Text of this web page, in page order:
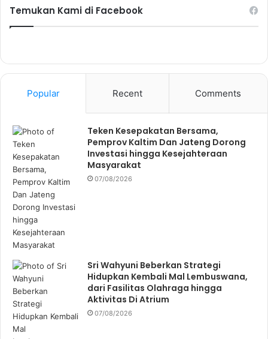
Temukan Kami di Facebook
Popular Recent Comments
Teken Kesepakatan Bersama,
Pemprov Kaltim Dan Jateng Dorong
Investasi hingga Kesejahteraan
Masyarakat
07/08/2026
Sri Wahyuni Beberkan Strategi
Hidupkan Kembali Mal Lembuswana,
dari Fasilitas Olahraga hingga
Aktivitas Di Atrium
07/08/2026